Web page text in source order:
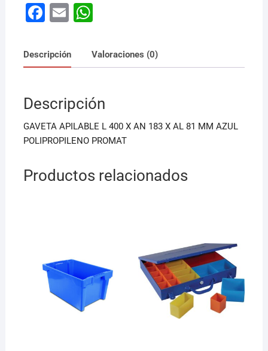
F
c
e
o
o
k
E
ai
l
W
at
s
p
p
Descripción Valoraciones (0)
Descripción
GAVETA APILABLE L 400 X AN 183 X AL 81 MM AZUL
POLIPROPILENO PROMAT
Productos relacionados